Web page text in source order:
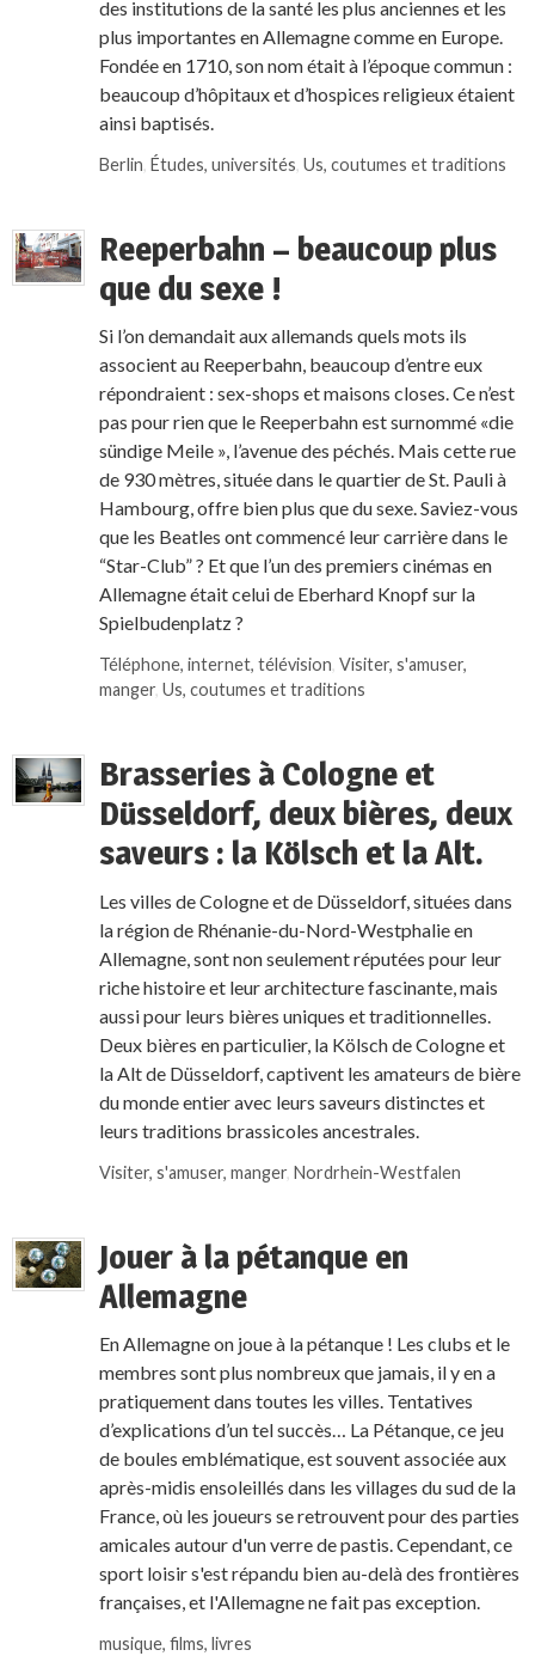
des institutions de la santé les plus anciennes et les
plus importantes en Allemagne comme en Europe.
Fondée en 1710, son nom était à l’époque commun :
beaucoup d’hôpitaux et d’hospices religieux étaient
ainsi baptisés.
Berlin ,Études, universités ,Us, coutumes et traditions
Reeperbahn – beaucoup plus
que du sexe !
Si l’on demandait aux allemands quels mots ils
associent au Reeperbahn, beaucoup d’entre eux
répondraient : sex-shops et maisons closes. Ce n’est
pas pour rien que le Reeperbahn est surnommé «die
sündige Meile », l’avenue des péchés. Mais cette rue
de 930 mètres, située dans le quartier de St. Pauli à
Hambourg, offre bien plus que du sexe. Saviez-vous
que les Beatles ont commencé leur carrière dans le
“Star-Club” ? Et que l’un des premiers cinémas en
Allemagne était celui de Eberhard Knopf sur la
Spielbudenplatz ?
Téléphone, internet, télévision ,Visiter, s'amuser,
manger ,Us, coutumes et traditions
Brasseries à Cologne et
Düsseldorf, deux bières, deux
saveurs : la Kölsch et la Alt.
Les villes de Cologne et de Düsseldorf, situées dans
la région de Rhénanie-du-Nord-Westphalie en
Allemagne, sont non seulement réputées pour leur
riche histoire et leur architecture fascinante, mais
aussi pour leurs bières uniques et traditionnelles.
Deux bières en particulier, la Kölsch de Cologne et
la Alt de Düsseldorf, captivent les amateurs de bière
du monde entier avec leurs saveurs distinctes et
leurs traditions brassicoles ancestrales.
Visiter, s'amuser, manger ,Nordrhein-Westfalen
Jouer à la pétanque en
Allemagne
En Allemagne on joue à la pétanque ! Les clubs et le
membres sont plus nombreux que jamais, il y en a
pratiquement dans toutes les villes. Tentatives
d’explications d’un tel succès… La Pétanque, ce jeu
de boules emblématique, est souvent associée aux
après-midis ensoleillés dans les villages du sud de la
France, où les joueurs se retrouvent pour des parties
amicales autour d'un verre de pastis. Cependant, ce
sport loisir s'est répandu bien au-delà des frontières
françaises, et l'Allemagne ne fait pas exception.
musique, films, livres